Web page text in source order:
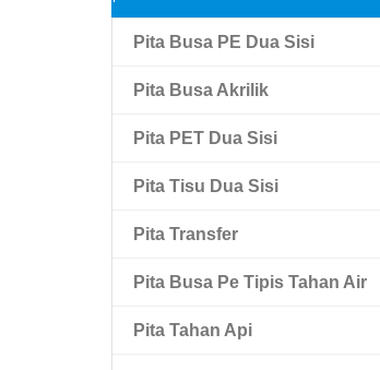
Pita Busa PE Dua Sisi
Pita Busa Akrilik
Pita Busa Akrilik
Amk Pita Busa Akrilik Ikatan
Pita PET Dua Sisi
Pita Film Hewan Peliharaan
Liner Pel Merah
Pita Tisu Dua Sisi
Pita Transfer
Pita Busa Pe Tipis Tahan Air
Pita Tahan Api